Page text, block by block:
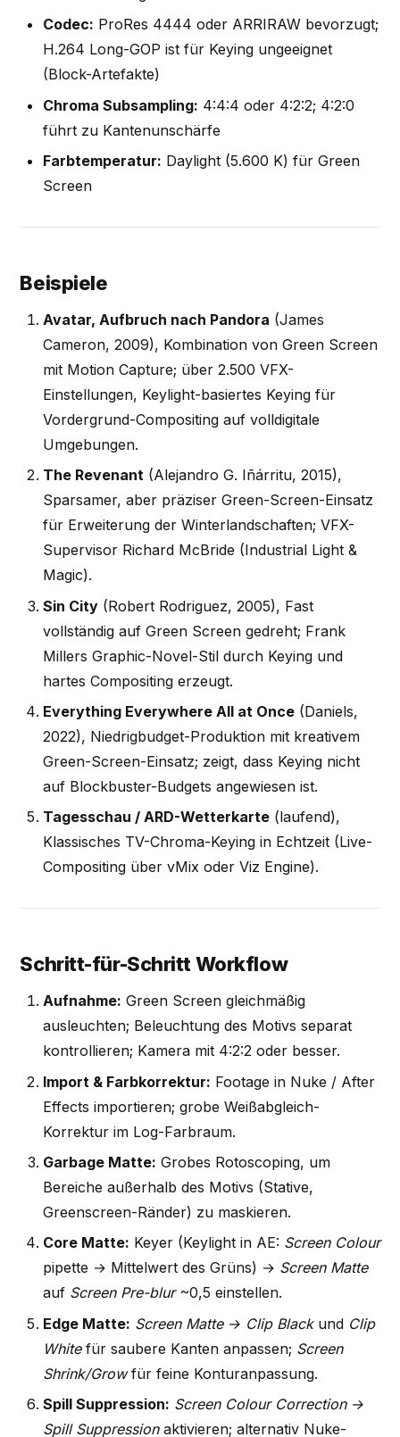
Codec: ProRes 4444 oder ARRIRAW bevorzugt;
H.264 Long-GOP ist für Keying ungeeignet
(Block-Artefakte)
Chroma Subsampling: 4:4:4 oder 4:2:2; 4:2:0
führt zu Kantenunschärfe
Farbtemperatur: Daylight (5.600 K) für Green
Screen
Beispiele
Avatar, Aufbruch nach Pandora (James
Cameron, 2009), Kombination von Green Screen
mit Motion Capture; über 2.500 VFX-
Einstellungen, Keylight-basiertes Keying für
Vordergrund-Compositing auf volldigitale
Umgebungen.
The Revenant(Alejandro G. Iñárritu, 2015),
Sparsamer, aber präziser Green-Screen-Einsatz
für Erweiterung der Winterlandschaften; VFX-
Supervisor Richard McBride (Industrial Light &
Magic).
Sin City(Robert Rodriguez, 2005), Fast
vollständig auf Green Screen gedreht; Frank
Millers Graphic-Novel-Stil durch Keying und
hartes Compositing erzeugt.
Everything Everywhere All at Once(Daniels,
2022), Niedrigbudget-Produktion mit kreativem
Green-Screen-Einsatz; zeigt, dass Keying nicht
auf Blockbuster-Budgets angewiesen ist.
Tagesschau / ARD-Wetterkarte(laufend),
Klassisches TV-Chroma-Keying in Echtzeit (Live-
Compositing über vMix oder Viz Engine).
Schritt-für-Schritt Workflow
Aufnahme: Green Screen gleichmäßig
ausleuchten; Beleuchtung des Motivs separat
kontrollieren; Kamera mit 4:2:2 oder besser.
Import & Farbkorrektur: Footage in Nuke / After
Effects importieren; grobe Weißabgleich-
Korrektur im Log-Farbraum.
Garbage Matte: Grobes Rotoscoping, um
Bereiche außerhalb des Motivs (Stative,
Greenscreen-Ränder) zu maskieren.
Core Matte: Keyer (Keylight in AE: Screen Colour
pipette → Mittelwert des Grüns) → Screen Matte
auf Screen Pre-blur~0,5 einstellen.
Edge Matte: Screen Matte → Clip Blackund Clip
Whitefür saubere Kanten anpassen; Screen
Shrink/Growfür feine Konturanpassung.
Spill Suppression: Screen Colour Correction →
Spill Suppressionaktivieren; alternativ Nuke-